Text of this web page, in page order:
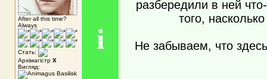
After all this time?
Always
Стать:
Архімагістр X
Вигляд:
i
разбередили в ней
того,
Не забываем, что